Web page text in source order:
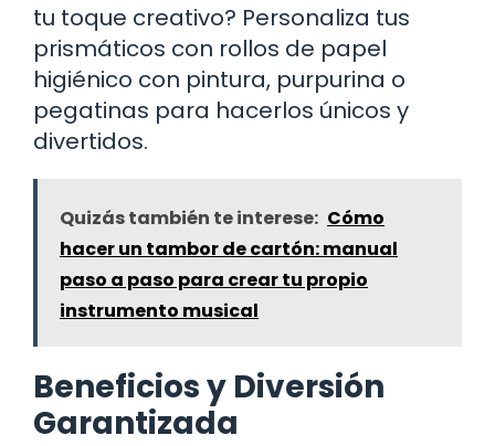
tu toque creativo? Personaliza tus
prismáticos con rollos de papel
higiénico con pintura, purpurina o
pegatinas para hacerlos únicos y
divertidos.
Quizás también te interese: Cómo
hacer un tambor de cartón: manual
paso a paso para crear tu propio
instrumento musical
Beneficios y Diversión
Garantizada